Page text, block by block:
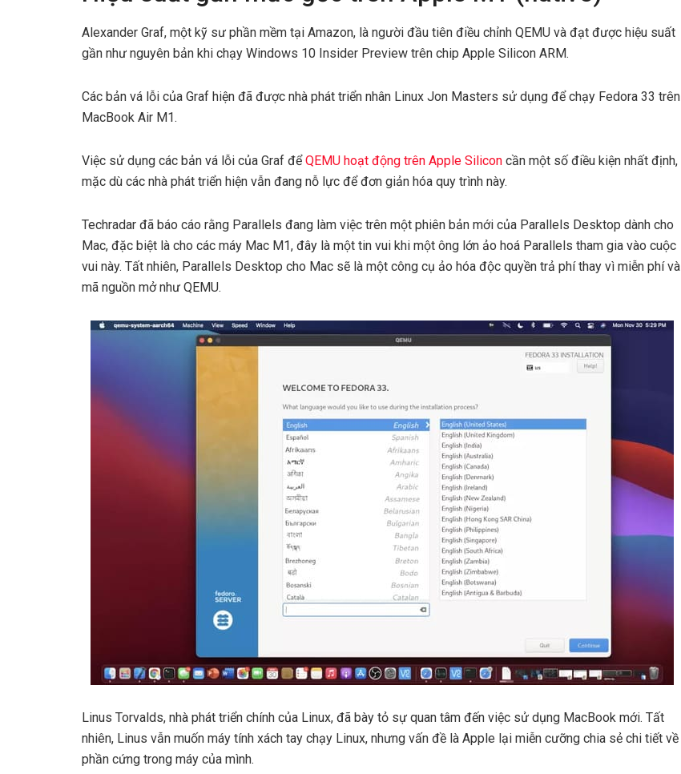
Alexander Graf, một kỹ sư phần mềm tại Amazon, là người đầu tiên điều chỉnh QEMU và đạt được hiệu suất
gần như nguyên bản khi chạy Windows 10 Insider Preview trên chip Apple Silicon ARM.
Các bản vá lỗi của Graf hiện đã được nhà phát triển nhân Linux Jon Masters sử dụng để chạy Fedora 33 trên
MacBook Air M1.
Việc sử dụng các bản vá lỗi của Graf đểQEMU hoạt động trên Apple Silicon cần một số điều kiện nhất định,
mặc dù các nhà phát triển hiện vẫn đang nỗ lực để đơn giản hóa quy trình này.
Techradar đã báo cáo rằng Parallels đang làm việc trên một phiên bản mới của Parallels Desktop dành cho
Mac, đặc biệt là cho các máy Mac M1, đây là một tin vui khi một ông lớn ảo hoá Parallels tham gia vào cuộc
vui này. Tất nhiên, Parallels Desktop cho Mac sẽ là một công cụ ảo hóa độc quyền trả phí thay vì miễn phí và
mã nguồn mở như QEMU.
Linus Torvalds, nhà phát triển chính của Linux, đã bày tỏ sự quan tâm đến việc sử dụng MacBook mới. Tất
nhiên, Linus vẫn muốn máy tính xách tay chạy Linux, nhưng vấn đề là Apple lại miễn cưỡng chia sẻ chi tiết về
phần cứng trong máy của mình.